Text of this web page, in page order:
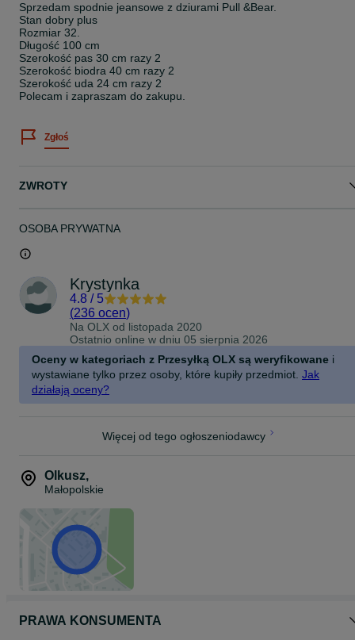
Sprzedam spodnie jeansowe z dziurami Pull &Bear.
Stan dobry plus
Rozmiar 32.
Długość 100 cm
Szerokość pas 30 cm razy 2
Szerokość biodra 40 cm razy 2
Szerokość uda 24 cm razy 2
Polecam i zapraszam do zakupu.
Zgłoś
ZWROTY
OSOBA PRYWATNA
Krystynka
4.8 / 5
(236 ocen)
Na OLX od listopada 2020
Ostatnio online w dniu 05 sierpnia 2026
Oceny w kategoriach z Przesyłką OLX są weryfikowane i
wystawiane tylko przez osoby, które kupiły przedmiot. Jak
działają oceny?
Więcej od tego ogłoszeniodawcy
Olkusz,
Małopolskie
PRAWA KONSUMENTA